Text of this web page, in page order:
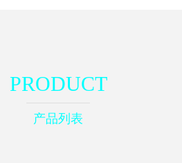
PRODUCT
产品列表